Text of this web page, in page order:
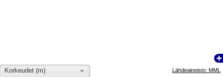
Lähdeaineisto: MML
Korkeudet (m)